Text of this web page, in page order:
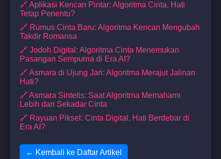
🔗 Aplikasi Kencan Pintar: Algoritma Cinta, Hati
Tetap Penentu?
🔗 Rumus Cinta Baru: Algoritma Kencan Mengubah
Takdir Romansa
🔗 Jodoh Digital: Algoritma Cinta Menemukan
Pasangan Sempurna di Era AI?
🔗 Asmara di Ujung Jari: Algoritma Merajut Jalinan
Hati?
🔗 Asmara Sintetis: Saat Algoritma Memahami
Lebih dari Sekadar Cinta
🔗 Rayuan Piksel: Cinta Digital, Hati Berdebar di
Era AI?
← Kembali ke Daftar Artikel